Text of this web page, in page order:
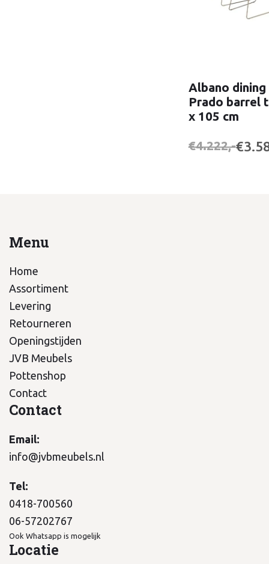
Albano
Prado barrel
x 105 cm
€4.222,-
Menu
Home
Assortiment
Levering
Retourneren
Openingstijden
JVB Meubels
Pottenshop
Contact
Contact
Email:
info@jvbmeubels.nl
Tel:
0418-700560
06-57202767
Ook Whatsapp is mogelijk
Locatie